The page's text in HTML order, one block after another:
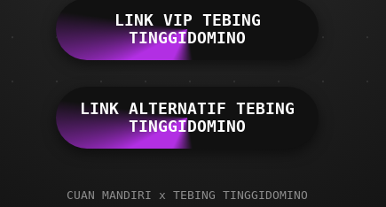
LINK VIP TEBING
TINGGIDOMINO
LINK ALTERNATIF TEBING
TINGGIDOMINO
CUAN MANDIRI x TEBING TINGGIDOMINO